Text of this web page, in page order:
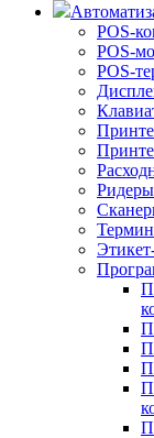
POS-
POS-
POS-